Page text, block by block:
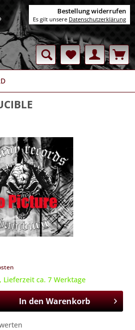
ca. 7 Werktage
In denWarenkorb
Bestellung widerrufen
Es gilt unsere Datenschutzerklärung